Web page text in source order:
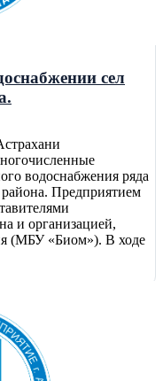
сел
водоснабжения ряда
Предприятием
и организацией,
(МБУ «Биом»). В ходе